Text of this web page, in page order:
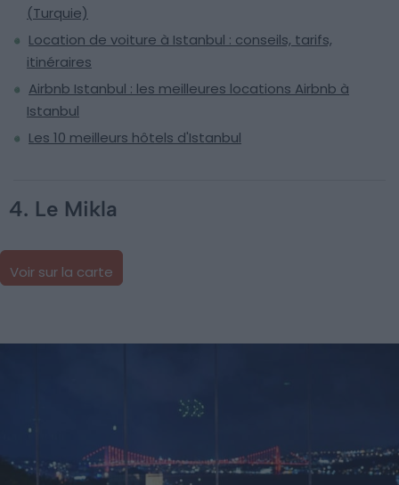
(Turquie)
Location de voiture à Istanbul : conseils, tarifs,
itinéraires
Airbnb Istanbul : les meilleures locations Airbnb à
Istanbul
Les 10 meilleurs hôtels d'Istanbul
4. Le Mikla
Voir sur la carte